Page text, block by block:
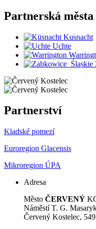
Partnerská města
Kusnacht
Uchte
Partnerství
Kladské pomezí
Euroregion Glacensis
Mikroregion ÚPA
Adresa
Město ČERVENÝ
Náměstí T. G.
Červený Kostelec, 549